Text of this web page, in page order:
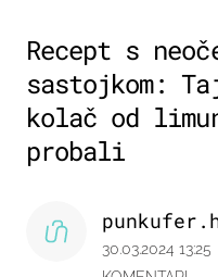
Recept s
sastojkom:
kolač od
probali
30.03.2024 13:25